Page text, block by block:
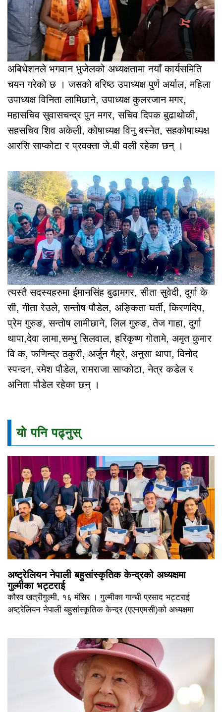
अबिधेशनले भगवान भुजेलको अध्यक्षतामा नयाँ कार्यसमिति
चयन गरेको छ । जसको बरिष्ठ उपाध्यक्ष पुर्ण अर्याल, महिला
उपाध्यक्ष विनिता लामिछाने, उपाध्यक्ष कुलरजान मगर,
महासचिव सुवासचन्द्र पुन मगर, सचिव दिपक बुढाथोकी,
सहसचिव शिव अकेली, कोषाध्यक्ष विनु बस्नेत, सहकोषाध्यक्ष
आरसि साप्कोटा र प्रवक्ता जे.बी वली रहेका छन् ।
त्यस्तै सदस्यहरुमा ईमानसिंह बुढामगर, सीता सुवेदी, दुर्गा के
सी, गीता रेउले, सन्तोष पौडेल, अङ्किता घर्ती, किरणदिप,
प्रेम गुरुङ, सन्तोष लामीछाने, लिल गुरुङ, तेज गाहा, दुर्गा
थापा,देवा लामा,सम्भु सिलवाल, हरिकृष्ण गोतामे, अमृत कुमार
वि क, फणिन्द्र ठकुरी, अर्जुन गैह्रे, अनुसा थापा, विनोद
स्पन्दन, रमेश पौडेल, रामराजा साप्कोटा, नेत्र कडेल र
अनिता पौडेल रहेका छन् ।
यो पनि पढ्नुस्
अष्ट्रेलियन नेपाली बहुसांस्कृतिक केन्द्रको अध्यक्षमा
गुल्मीका भट्टराई
कौरव खत्रीगुल्मी, १६ मंसिर । गुल्मीका गान्धी प्रसाद भट्टराई
अष्ट्रेलियन नेपाली बहुसांस्कृतिक केन्द्र (एएनएमसी)को अध्यक्षमा